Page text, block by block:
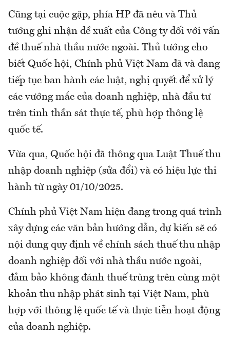
Cũng tại cuộc gặp, phía HP đã nêu và Thủ
tướng ghi nhận đề xuất của Công ty đối với vấn
đề thuế nhà thầu nước ngoài. Thủ tướng cho
biết Quốc hội, Chính phủ Việt Nam đã và đang
tiếp tục ban hành các luật, nghị quyết để xử lý
các vướng mắc của doanh nghiệp, nhà đầu tư
trên tinh thần sát thực tế, phù hợp thông lệ
quốc tế.
Vừa qua, Quốc hội đã thông qua Luật Thuế thu
nhập doanh nghiệp (sửa đổi) và có hiệu lực thi
hành từ ngày 01/10/2025.
Chính phủ Việt Nam hiện đang trong quá trình
xây dựng các văn bản hướng dẫn, dự kiến sẽ có
nội dung quy định về chính sách thuế thu nhập
doanh nghiệp đối với nhà thầu nước ngoài,
đảm bảo không đánh thuế trùng trên cùng một
khoản thu nhập phát sinh tại Việt Nam, phù
hợp với thông lệ quốc tế và thực tiễn hoạt động
của doanh nghiệp.